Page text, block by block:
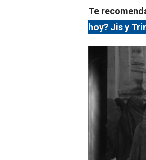
Te
hoy? Jis y